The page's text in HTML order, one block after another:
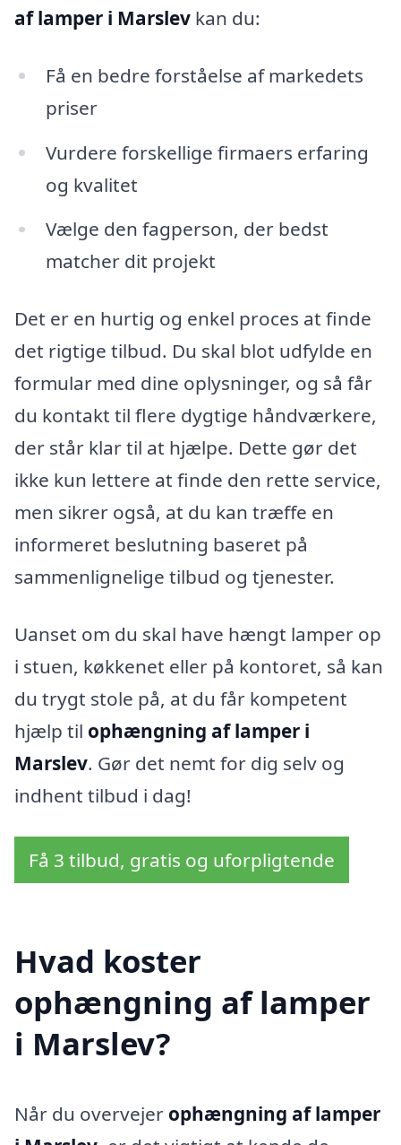
af lamper i Marslev kan du:
Få en bedre forståelse af markedets
priser
Vurdere forskellige firmaers erfaring
og kvalitet
Vælge den fagperson, der bedst
matcher dit projekt
Det er en hurtig og enkel proces at finde
det rigtige tilbud. Du skal blot udfylde en
formular med dine oplysninger, og så får
du kontakt til flere dygtige håndværkere,
der står klar til at hjælpe. Dette gør det
ikke kun lettere at finde den rette service,
men sikrer også, at du kan træffe en
informeret beslutning baseret på
sammenlignelige tilbud og tjenester.
Uanset om du skal have hængt lamper op
i stuen, køkkenet eller på kontoret, så kan
du trygt stole på, at du får kompetent
hjælp til ophængning af lamper i
Marslev. Gør det nemt for dig selv og
indhent tilbud i dag!
Få 3 tilbud, gratis og uforpligtende
Hvad koster
ophængning af lamper
i Marslev?
Når du overvejer ophængning af lamper